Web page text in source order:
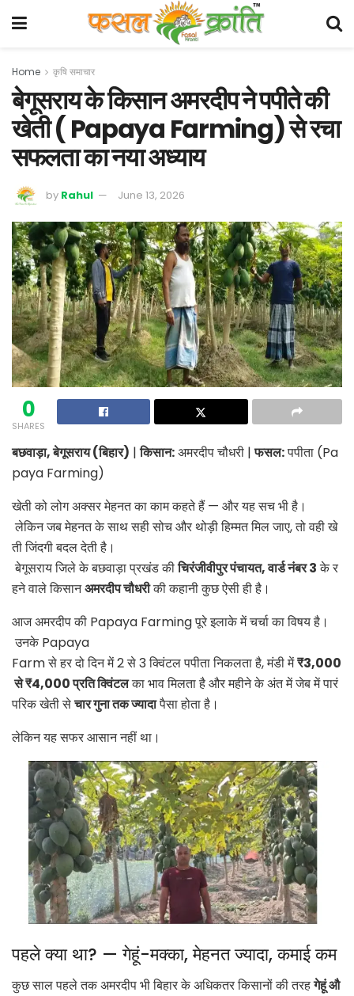
Home कृषि समाचार
बेगूसराय के किसान अमरदीप ने पपीते की
खेती ( Papaya Farming) से रचा
सफलता का नया अध्याय
by Rahul June 13, 2026
0
SHARES
बछवाड़ा, बेगूसराय (बिहार) |किसान:अमरदीप चौधरी |फसल:पपीता (Pa
paya Farming)
खेती को लोग अक्सर मेहनत का काम कहते हैं — और यह सच भी है।
लेकिन जब मेहनत के साथ सही सोच और थोड़ी हिम्मत मिल जाए, तो वही खे
ती जिंदगी बदल देती है।
बेगूसराय जिले के बछवाड़ा प्रखंड कीचिरंजीवीपुर पंचायत, वार्ड नंबर 3के र
हने वाले किसानअमरदीप चौधरीकी कहानी कुछ ऐसी ही है।
आज अमरदीप की Papaya Farmingपूरे इलाके में चर्चा का विषय है।
उनकेPapaya
Farmसे हर दो दिन में2 से 3 क्विंटल पपीतानिकलता है, मंडी में₹3,000
से ₹4,000 प्रति क्विंटलका भाव मिलता है और महीने के अंत में जेब में पारं
परिक खेती सेचार गुना तक ज्यादापैसा होता है।
लेकिन यह सफर आसान नहीं था।
पहले क्या था? — गेहूं-मक्का, मेहनत ज्यादा, कमाई कम
कुछ साल पहले तक अमरदीप भी बिहार के अधिकतर किसानों की तरहगेहूं औ